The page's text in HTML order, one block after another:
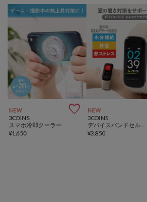
NEW 
3COINS
スマホ冷却クーラー
¥1,650
NEW
3COINS
¥3,850